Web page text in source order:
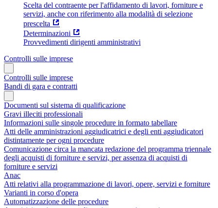
Scelta del contraente per l'affidamento di lavori, forniture e
servizi, anche con riferimento alla modalità di selezione
prescelta
Determinazioni
Provvedimenti dirigenti amministrativi
Controlli sulle imprese
Controlli sulle imprese
Bandi di gara e contratti
Documenti sul sistema di qualificazione
Gravi illeciti professionali
Informazioni sulle singole procedure in formato tabellare
Atti delle amministrazioni aggiudicatrici e degli enti aggiudicatori
distintamente per ogni procedure
Comunicazione circa la mancata redazione del programma triennale
degli acquisti di forniture e servizi, per assenza di acquisti di
forniture e servizi
Anac
Atti relativi alla programmazione di lavori, opere, servizi e forniture
Varianti in corso d'opera
Automatizzazione delle procedure